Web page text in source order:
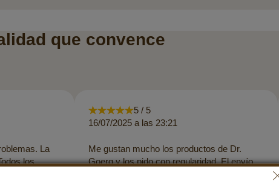
que convence
La
los
5 / 5
16/07/2025 a las 23:21
Me gustan mucho los productos de Dr.
Goerg y los pido con regularidad. El envío